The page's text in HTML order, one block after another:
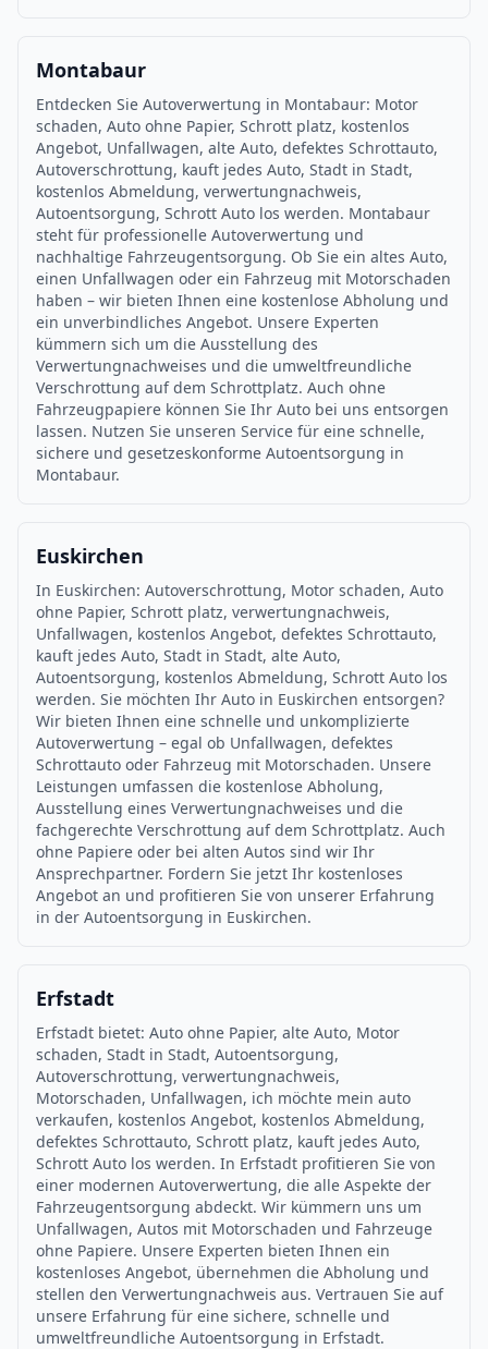
Montabaur
Entdecken Sie Autoverwertung in Montabaur: Motor
schaden, Auto ohne Papier, Schrott platz, kostenlos
Angebot, Unfallwagen, alte Auto, defektes Schrottauto,
Autoverschrottung, kauft jedes Auto, Stadt in Stadt,
kostenlos Abmeldung, verwertungnachweis,
Autoentsorgung, Schrott Auto los werden. Montabaur
steht für professionelle Autoverwertung und
nachhaltige Fahrzeugentsorgung. Ob Sie ein altes Auto,
einen Unfallwagen oder ein Fahrzeug mit Motorschaden
haben – wir bieten Ihnen eine kostenlose Abholung und
ein unverbindliches Angebot. Unsere Experten
kümmern sich um die Ausstellung des
Verwertungnachweises und die umweltfreundliche
Verschrottung auf dem Schrottplatz. Auch ohne
Fahrzeugpapiere können Sie Ihr Auto bei uns entsorgen
lassen. Nutzen Sie unseren Service für eine schnelle,
sichere und gesetzeskonforme Autoentsorgung in
Montabaur.
Euskirchen
In Euskirchen: Autoverschrottung, Motor schaden, Auto
ohne Papier, Schrott platz, verwertungnachweis,
Unfallwagen, kostenlos Angebot, defektes Schrottauto,
kauft jedes Auto, Stadt in Stadt, alte Auto,
Autoentsorgung, kostenlos Abmeldung, Schrott Auto los
werden. Sie möchten Ihr Auto in Euskirchen entsorgen?
Wir bieten Ihnen eine schnelle und unkomplizierte
Autoverwertung – egal ob Unfallwagen, defektes
Schrottauto oder Fahrzeug mit Motorschaden. Unsere
Leistungen umfassen die kostenlose Abholung,
Ausstellung eines Verwertungnachweises und die
fachgerechte Verschrottung auf dem Schrottplatz. Auch
ohne Papiere oder bei alten Autos sind wir Ihr
Ansprechpartner. Fordern Sie jetzt Ihr kostenloses
Angebot an und profitieren Sie von unserer Erfahrung
in der Autoentsorgung in Euskirchen.
Erfstadt
Erfstadt bietet: Auto ohne Papier, alte Auto, Motor
schaden, Stadt in Stadt, Autoentsorgung,
Autoverschrottung, verwertungnachweis,
Motorschaden, Unfallwagen, ich möchte mein auto
verkaufen, kostenlos Angebot, kostenlos Abmeldung,
defektes Schrottauto, Schrott platz, kauft jedes Auto,
Schrott Auto los werden. In Erfstadt profitieren Sie von
einer modernen Autoverwertung, die alle Aspekte der
Fahrzeugentsorgung abdeckt. Wir kümmern uns um
Unfallwagen, Autos mit Motorschaden und Fahrzeuge
ohne Papiere. Unsere Experten bieten Ihnen ein
kostenloses Angebot, übernehmen die Abholung und
stellen den Verwertungnachweis aus. Vertrauen Sie auf
unsere Erfahrung für eine sichere, schnelle und
umweltfreundliche Autoentsorgung in Erfstadt.